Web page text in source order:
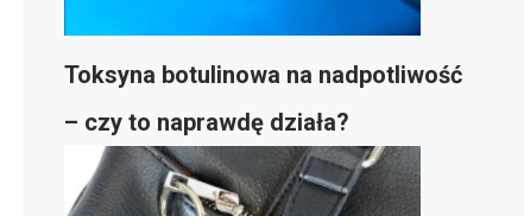
Toksyna botulinowa na nadpotliwość
– czy to naprawdę działa?